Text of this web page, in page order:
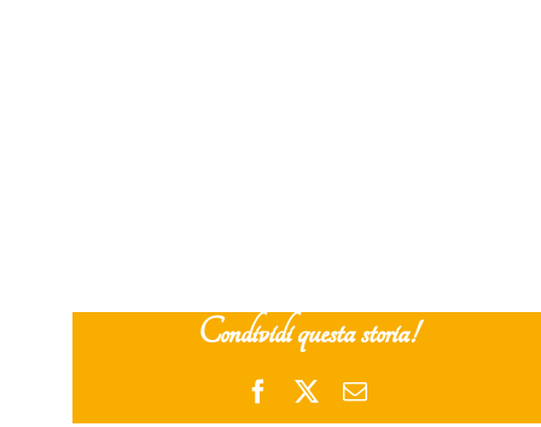
Condividi questa storia!
FacebookEmail